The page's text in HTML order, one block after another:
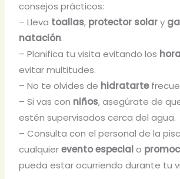
consejos prácticos:
– Lleva toallas, protector solary
natación.
– Planifica tu visita evitando los
evitar multitudes.
– No te olvides de hidratarte
– Si vas con niños, asegúrate de
estén supervisados cerca del agua.
– Consulta con el personal de la
cualquierevento especialo
pueda estar ocurriendo durante tu